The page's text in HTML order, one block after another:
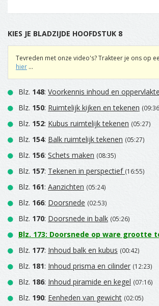
KIES JE BLADZIJDE HOOFDSTUK 8
Tevreden met onze video's? Trakteer je ons op
hier ...
Blz. 148: Voorkennis inhoud en oppervlakte
Blz. 150: Ruimtelijk kijken en tekenen
Blz. 152: Kubus ruimtelijk tekenen (05:27)
Blz. 154: Balk ruimtelijk tekenen (05:27)
Blz. 156: Schets maken (08:35)
Blz. 157: Tekenen in perspectief (16:55)
Blz. 161: Aanzichten (05:24)
Blz. 166: Doorsnede (02:53)
Blz. 170: Doorsnede in balk (05:26)
Blz. 173: Doorsnede op ware grootte
Blz. 177: Inhoud balk en kubus (00:42)
Blz. 181: Inhoud prisma en cilinder (12:23)
Blz. 186: Inhoud piramide en kegel (07:16)
Blz. 190: Eenheden van gewicht (02:05)